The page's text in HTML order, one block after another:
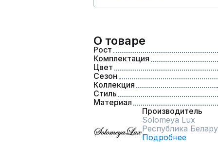
О товаре
Рост
Комплектация
Цвет
Сезон
Коллекция
Стиль
Материал
Производитель
Solomeya Lux
Республика
Подробнее